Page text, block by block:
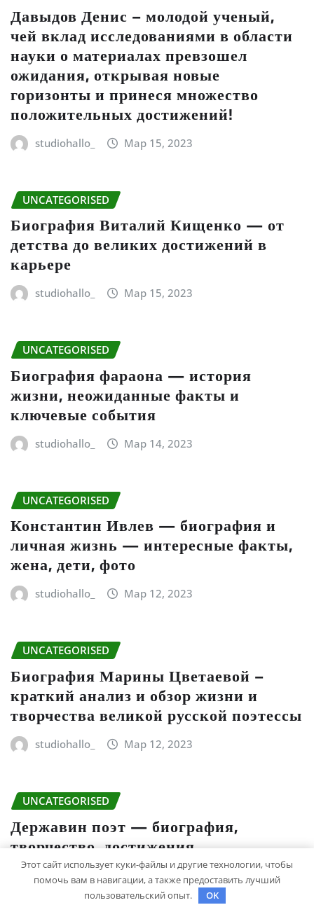
Давыдов Денис – молодой ученый,
чей вклад исследованиями в области
науки о материалах превзошел
ожидания, открывая новые
горизонты и принеся множество
положительных достижений!
studiohallo_ Мар 15, 2023
UNCATEGORISED
Биография Виталий Кищенко — от
детства до великих достижений в
карьере
studiohallo_ Мар 15, 2023
UNCATEGORISED
Биография фараона — история
жизни, неожиданные факты и
ключевые события
studiohallo_ Мар 14, 2023
UNCATEGORISED
Константин Ивлев — биография и
личная жизнь — интересные факты,
жена, дети, фото
studiohallo_ Мар 12, 2023
UNCATEGORISED
Биография Марины Цветаевой –
краткий анализ и обзор жизни и
творчества великой русской поэтессы
studiohallo_ Мар 12, 2023
UNCATEGORISED
Державин поэт — биография,
творчество, достижения
Мар 11, 2023
Этот сайт использует куки-файлы и другие технологии, чтобы
помочь вам в навигации, а также предоставить лучший
пользовательский опыт.
OK